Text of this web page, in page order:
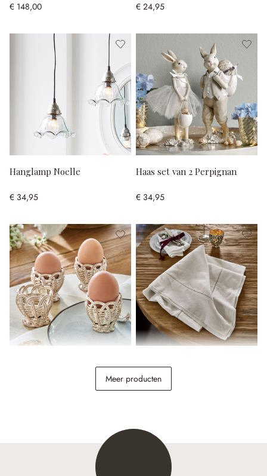
€ 148,00 € 24,95
Hanglamp Noelle
€ 34,95
Haas set van 2 Perpignan
€ 34,95
€ 118,00
Meer producten